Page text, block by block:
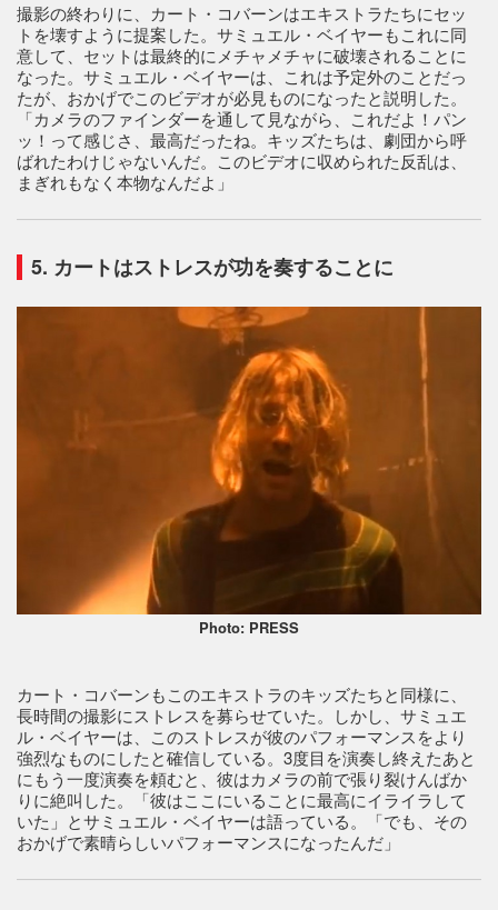
撮影の終わりに、カート・コバーンはエキストラたちにセッ
トを壊すように提案した。サミュエル・ベイヤーもこれに同
意して、セットは最終的にメチャメチャに破壊されることに
なった。サミュエル・ベイヤーは、これは予定外のことだっ
たが、おかげでこのビデオが必見ものになったと説明した。
「カメラのファインダーを通して見ながら、これだよ！パン
ッ！って感じさ、最高だったね。キッズたちは、劇団から呼
ばれたわけじゃないんだ。このビデオに収められた反乱は、
まぎれもなく本物なんだよ」
5. カートはストレスが功を奏することに
Photo: PRESS
カート・コバーンもこのエキストラのキッズたちと同様に、
長時間の撮影にストレスを募らせていた。しかし、サミュエ
ル・ベイヤーは、このストレスが彼のパフォーマンスをより
強烈なものにしたと確信している。3度目を演奏し終えたあと
にもう一度演奏を頼むと、彼はカメラの前で張り裂けんばか
りに絶叫した。「彼はここにいることに最高にイライラして
いた」とサミュエル・ベイヤーは語っている。「でも、その
おかげで素晴らしいパフォーマンスになったんだ」